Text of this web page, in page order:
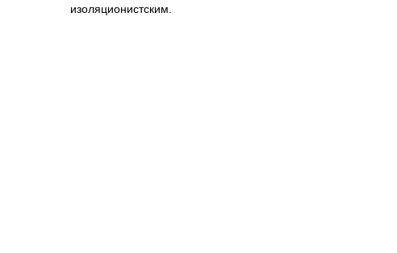
изоляционистским.